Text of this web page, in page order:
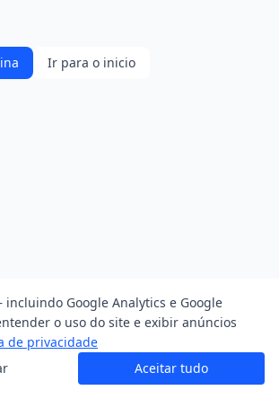
Ir para o inicio
incluindo Google Analytics e Google
o uso do site e exibir anúncios
de privacidade
Aceitar tudo